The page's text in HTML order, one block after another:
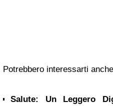
Potrebbero interessarti
Salute: Un Leggero